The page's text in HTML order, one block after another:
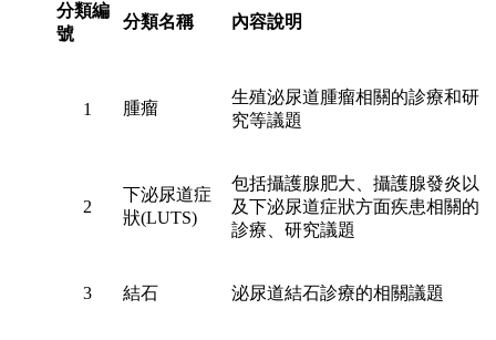
分類編
號
分類名稱 內容說明
1 腫瘤
生殖泌尿道腫瘤相關的診療和研
究等議題
2
下泌尿道症
狀(LUTS)
包括攝護腺肥大、攝護腺發炎以
及下泌尿道症狀方面疾患相關的
診療、研究議題
3 結石 泌尿道結石診療的相關議題